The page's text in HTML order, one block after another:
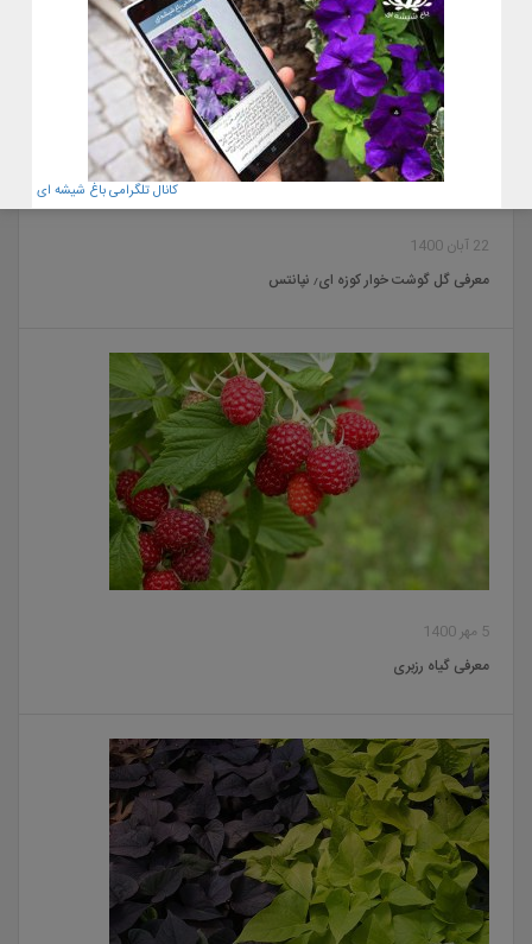
22 آبان 1400
معرفی گل گوشت خوار کوزه ای٫ نپانتس
5 مهر 1400
معرفی گیاه رزبری
کانال تلگرامی باغ شیشه ای